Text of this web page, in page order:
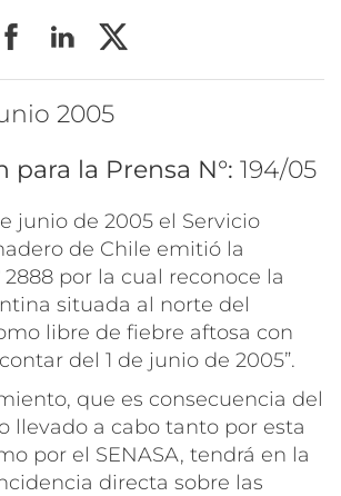
2005
para la Prensa N°: 194/05
junio de 2005 el Servicio
de Chile emitió la
2888 por la cual reconoce la
situada al norte del
libre de fiebre aftosa con
del 1 de junio de 2005”.
que es consecuencia del
llevado a cabo tanto por esta
por el SENASA, tendrá en la
directa sobre las